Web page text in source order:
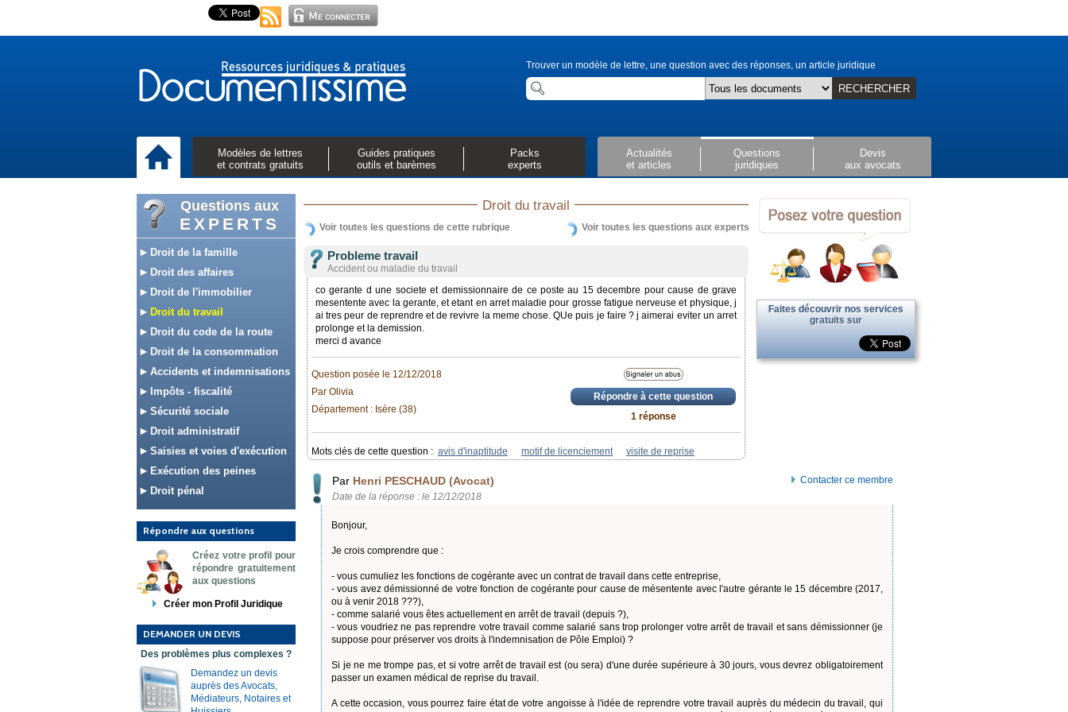
Trouver un modèle de lettre, une question avec des réponses, un article juridique
RECHERCHER
Modèles de lettres
et contrats gratuits
Guides pratiques
outils et barèmes
Packs
experts
Actualités
et articles
Questions
juridiques
Devis
aux avocats
Questions aux
EXPERTS
Droit de la famille
Droit des affaires
Droit de l'immobilier
Droit du travail
Droit du code de la route
Droit de la consommation
Accidents et indemnisations
Impôts - fiscalité
Sécurité sociale
Droit administratif
Saisies et voies d'exécution
Exécution des peines
Droit pénal
Répondre aux questions
Créez votre profil pour
répondre gratuitement
aux questions
Créer mon Profil Juridique
DEMANDER UN DEVIS
Des problèmes plus complexes ?
Demandez un devis
auprès des Avocats,
Médiateurs, Notaires et
Droit du travail
Voir toutes les questions de cette rubrique Voir toutes les questions aux experts
Probleme travail
Accident ou maladie du travail
co gerante d une societe et demissionnaire de ce poste au 15 decembre pour cause de grave
mesentente avec la gerante, et etant en arret maladie pour grosse fatigue nerveuse et physique, j
ai tres peur de reprendre et de revivre la meme chose. QUe puis je faire ? j aimerai eviter un arret
prolonge et la demission.
merci d avance
Question posée le 12/12/2018
Par Olivia
Département : Isère (38)
Répondre à cette question
1 réponse
Mots clés de cette question : avis d'inaptitude motif de licenciement visite de reprise
Par Henri PESCHAUD (Avocat)
Date de la réponse : le 12/12/2018
Contacter ce membre
Bonjour,
Je crois comprendre que :
- vous cumuliez les fonctions de cogérante avec un contrat de travail dans cette entreprise,
- vous avez démissionné de votre fonction de cogérante pour cause de mésentente avec l'autre gérante le 15 décembre (2017,
ou à venir 2018 ???),
- comme salarié vous êtes actuellement en arrêt de travail (depuis ?),
- vous voudriez ne pas reprendre votre travail comme salarié sans trop prolonger votre arrêt de travail et sans démissionner (je
suppose pour préserver vos droits à l'indemnisation de Pôle Emploi) ?
Si je ne me trompe pas, et si votre arrêt de travail est (ou sera) d'une durée supérieure à 30 jours, vous devrez obligatoirement
passer un examen médical de reprise du travail.
A cette occasion, vous pourrez faire état de votre angoisse à l'idée de reprendre votre travail auprès du médecin du travail, qui
Faites découvrir nos services
gratuits sur